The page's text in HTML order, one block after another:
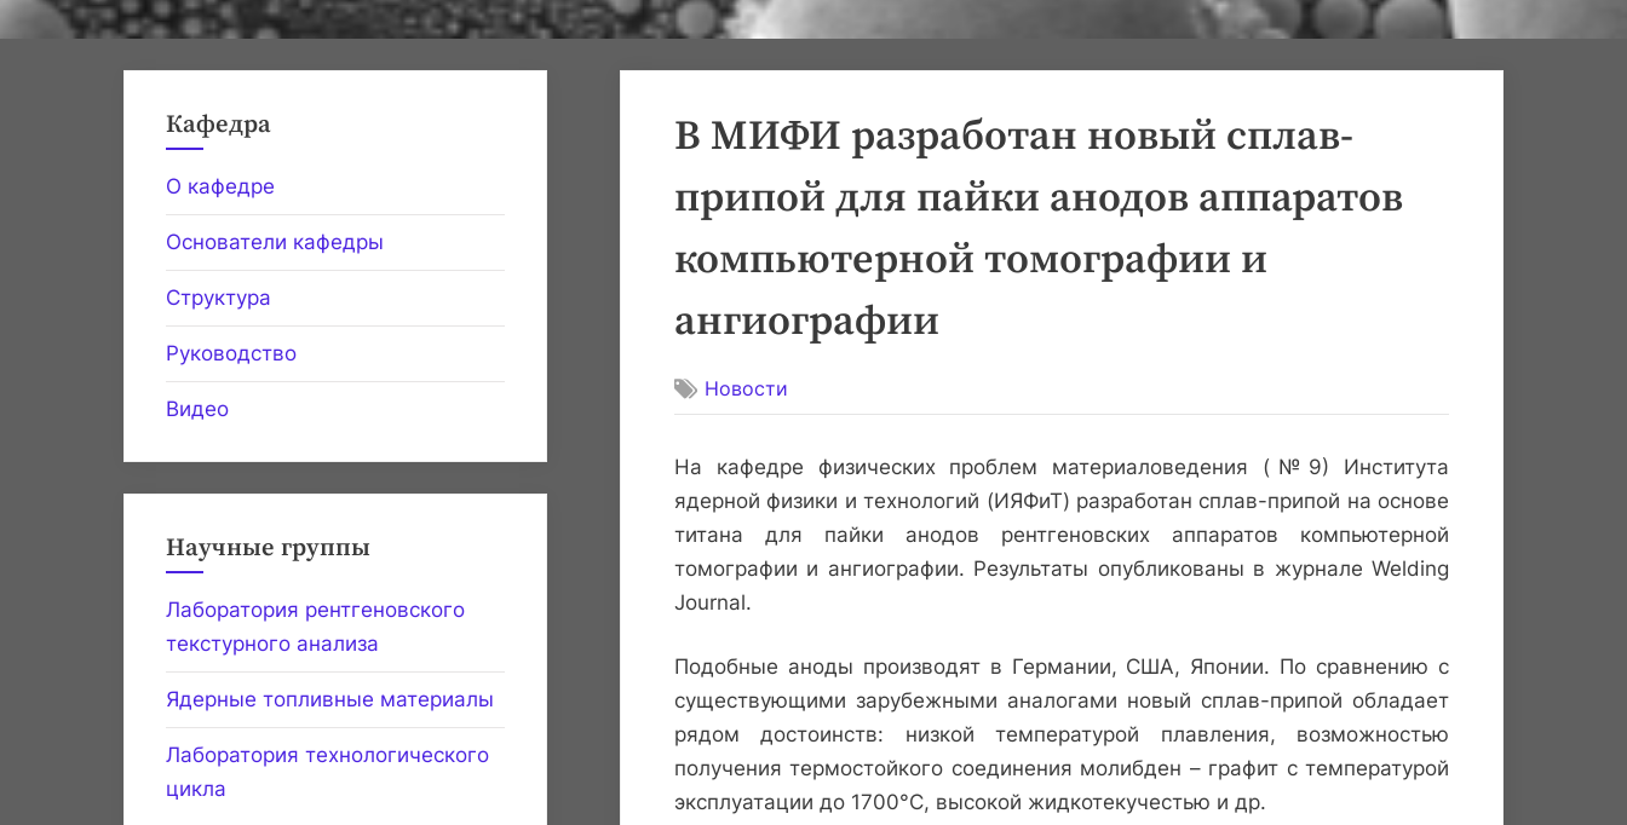
В МИФИ разработан новый сплав-
припой для пайки анодов аппаратов
компьютерной томографии и
ангиографии
Новости
На кафедре физических проблем материаловедения (№9) Института
ядерной физики и технологий (ИЯФиТ) разработан сплав-припой на основе
титана для пайки анодов рентгеновских аппаратов компьютерной
томографии и ангиографии. Результаты опубликованы в журнале Welding
Journal.
Подобные аноды производят в Германии, США, Японии. По сравнению с
существующими зарубежными аналогами новый сплав-припой обладает
рядом достоинств: низкой температурой плавления, возможностью
получения термостойкого соединения молибден – графит с температурой
эксплуатации до 1700°С, высокой жидкотекучестью и др.
Кафедра
О кафедре
Основатели кафедры
Структура
Руководство
Видео
Научные группы
Лаборатория рентгеновского
текстурного анализа
Ядерные топливные материалы
Лаборатория технологического
цикла